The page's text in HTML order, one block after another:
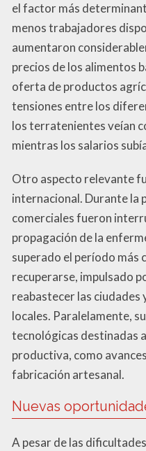
el factor más
menos trabajadores
aumentaron
precios de los alimentos
oferta de productos
tensiones entre los
los terratenientes veían
mientras los salarios
Otro aspecto relevante
internacional. Durante la
comerciales fueron
propagación de la
superado el período más
recuperarse, impulsado
reabastecer las ciudades
locales. Paralelamente,
tecnológicas destinadas
productiva, como
fabricación artesanal.
Nuevas
A pesar de las